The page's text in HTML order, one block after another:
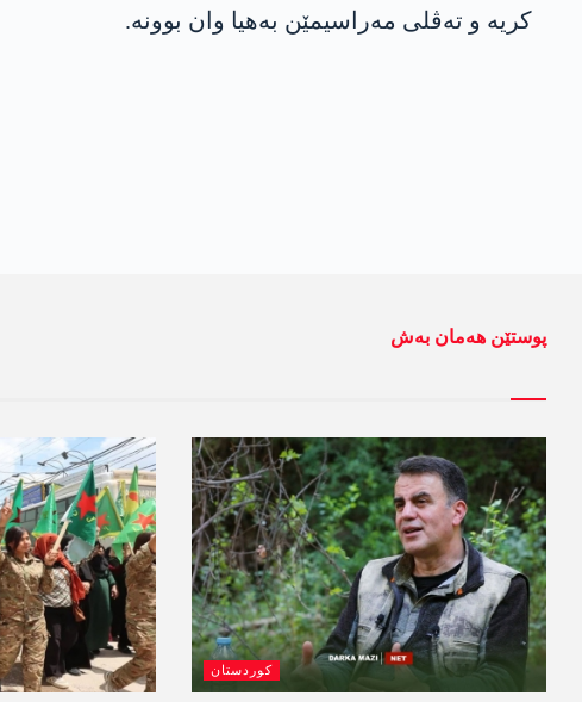
کریە و تەڤلی مەراسیمێن بەھیا وان بوونە.
پوستێن ھەمان بەش
کوردستان